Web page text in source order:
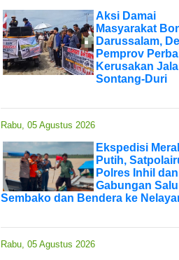
Aksi Damai
Masyarakat
Darussalam,
Pemprov
Kerusakan
Sontang-Duri
Rabu, 05 Agustus 2026
Ekspedisi
Putih,
Polres Inhil
Gabungan
Sembako dan Bendera ke
Rabu, 05 Agustus 2026